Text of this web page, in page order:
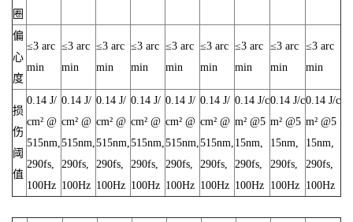
圈
偏
心
度
≤3 arc
min
≤3 arc
min
≤3 arc
min
≤3 arc
min
≤3 arc
min
≤3 arc
min
≤3 arc
min
≤3 arc
min
≤3 arc
min
损
伤
阈
值
0.14 J/
cm² @
515nm,
290fs,
100Hz
0.14 J/
cm² @
515nm,
290fs,
100Hz
0.14 J/
cm² @
515nm,
290fs,
100Hz
0.14 J/
cm² @
515nm,
290fs,
100Hz
0.14 J/
cm² @
515nm,
290fs,
100Hz
0.14 J/
cm² @
515nm,
290fs,
100Hz
0.14 J/c
m² @5
15nm,
290fs,
100Hz
0.14 J/c
m² @5
15nm,
290fs,
100Hz
0.14 J/c
m² @5
15nm,
290fs,
100Hz